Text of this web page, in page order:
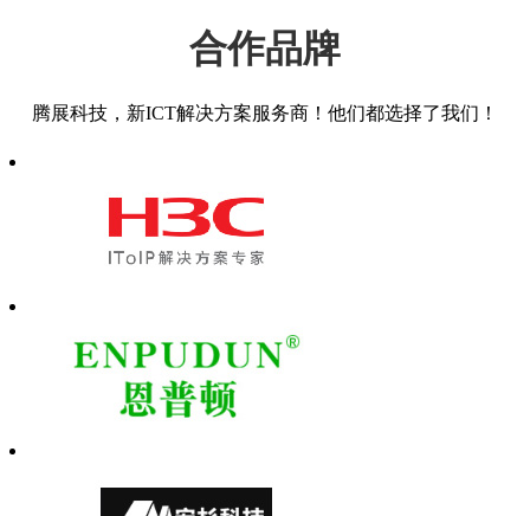
合作品牌
腾展科技，新ICT解决方案服务商！他们都选择了我们！